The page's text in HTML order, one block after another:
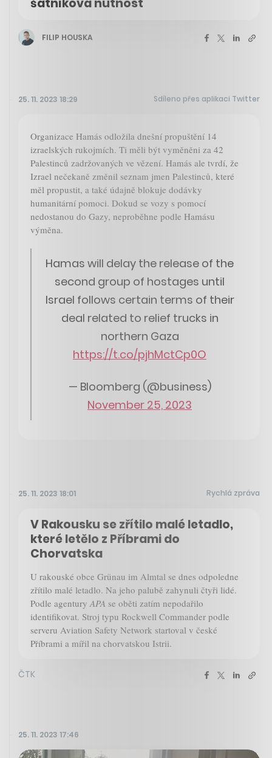
šatníková nutnost
FILIP HOUSKA
25. 11. 2023 18:29 Sdíleno přes aplikaci Twitter
Organizace Hamás odložila dnešní propuštění 14
izraelských rukojmích. Ti měli být vyměněni za 42
Palestinců zadržovaných ve vězení. Hamás ale tvrdí, že
Izrael nečekaně změnil seznam jmen Palestinců, které
měl propustit, a také údajně blokuje dodávky
humanitární pomoci. Dokud se vozy s pomocí
nedostanou do Gazy, neproběhne podle Hamásu
výměna.
Hamas will delay the release of the
second group of hostages until
Israel follows certain terms of their
deal related to relief trucks in
northern Gaza
https://t.co/pjhMctCp0O
— Bloomberg (@business)
November 25, 2023
25. 11. 2023 18:01 Rychlá zpráva
V Rakousku se zřítilo malé letadlo,
které letělo z Příbrami do
Chorvatska
U rakouské obce Grünau im Almtal se dnes odpoledne
zřítilo malé letadlo. Na jeho palubě zahynuli čtyři lidé.
Podle agenturyAPA se oběti zatím nepodařilo
identifikovat. Stroj typu Rockwell Commander podle
serveru Aviation Safety Network startoval v české
Příbrami a mířil na chorvatskou Istrii.
ČTK
25. 11. 2023 17:46